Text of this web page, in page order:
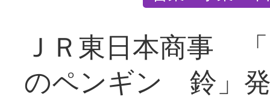
ＪＲ東日本商事
のペンギン 鈴」